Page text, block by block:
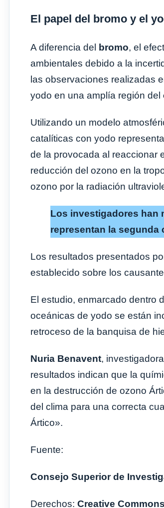
El papel del bromo y el
A diferencia del bromo, el
ambientales debido a la
las observaciones realizadas
yodo en una amplía región del
Utilizando un modelo
catalíticas con yodo
de la provocada al reaccionar
reducción del ozono en la
ozono por la radiación
Los investigadores han
representan la segunda
Los resultados presentados
establecido sobre los
El estudio, enmarcado dentro
oceánicas de yodo se están
retroceso de la banquisa de
Nuria Benavent,
resultados indican que la
en la destrucción de ozono
del clima para una correcta
Ártico».
Fuente:
Consejo Superior de
Derechos: Creative